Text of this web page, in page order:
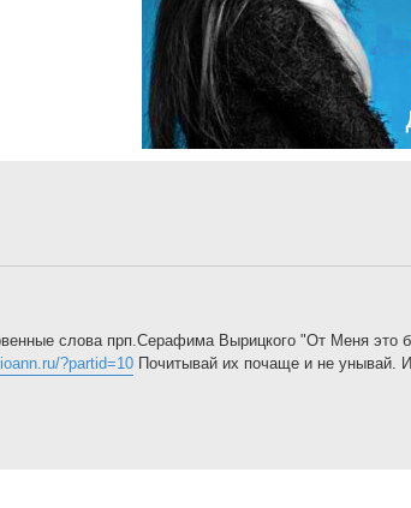
слова прп.Серафима Вырицкого "От Меня это
?partid=10 Почитывай их почаще и не унывай.